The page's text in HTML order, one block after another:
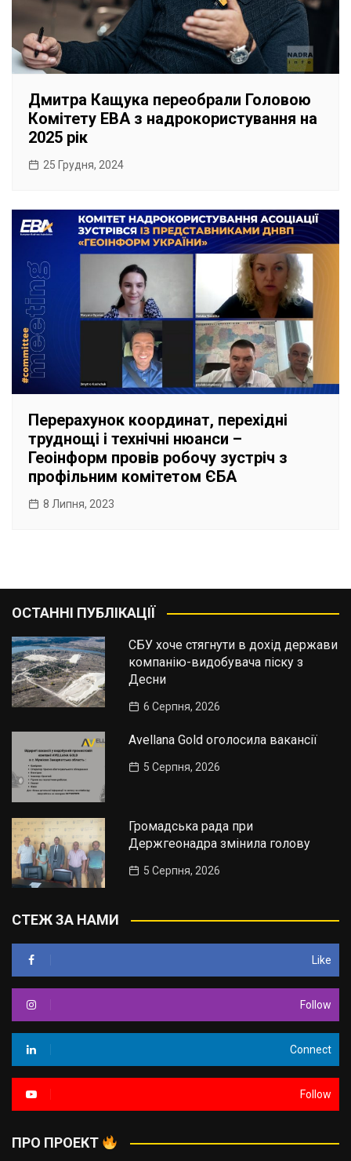
Дмитра Кащука переобрали Головою
Комітету EBA з надрокористування на
2025 рік
25 Грудня, 2024
Перерахунок координат, перехідні
труднощі і технічні нюанси –
Геоінформ провів робочу зустріч з
профільним комітетом ЄБА
8 Липня, 2023
ОСТАННІ ПУБЛІКАЦІЇ
СБУ хоче стягнути в дохід держави
компанію-видобувача піску з
Десни
6 Серпня, 2026
Avellana Gold оголосила вакансії
5 Серпня, 2026
Громадська рада при
Держгеонадра змінила голову
5 Серпня, 2026
СТЕЖ ЗА НАМИ
Like
Follow
Connect
Follow
ПРО ПРОЕКТ